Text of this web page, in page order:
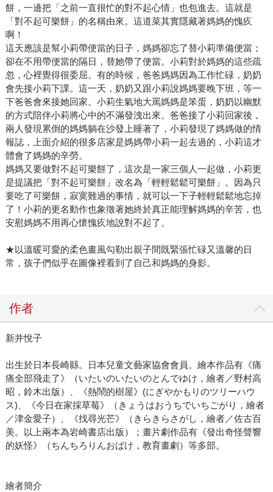
餅，一邊把「之前一直很忙的對不起心情」也包進去。這就是
「對不起可樂餅」的名稱由來。這道菜其實隱藏著媽媽的愧疚
啊！
這天應該是幫小莉帶便當的日子，媽媽卻忘了替小莉準備便當；
卻在不用帶便當的隔日，替她帶了便當。小莉對於媽媽的這些疏
忽，心裡覺得很委屈。有的時候，爸爸媽媽因為工作忙碌，奶奶
會先接小莉下課。這一天，奶奶又跟小莉說媽媽要晚下班，等一
下爸爸會來接她回家。小莉生氣地大罵媽媽是笨蛋，奶奶以幽默
的方式陪伴小莉將心中的不滿發洩出來。爸爸接了小莉回家後，
兩人發現累倒的媽媽躺在沙發上睡著了，小莉發現了媽媽做的情
報誌，上面介紹的很多店家是媽媽帶小莉一起去過的，小莉這才
體會了媽媽的辛勞。
媽媽又要做對不起可樂餅了，這次是一家三個人一起做，小莉更
是提議把「對不起可樂餅」改名為「輕輕鬆鬆可樂餅」。因為只
要吃了可樂餅，寂寞難過的事情，就可以一下子輕輕鬆鬆地忘掉
了！小莉的更名動作也象徵著她終於真正能理解媽媽的辛苦，也
安慰媽媽不用再心懷愧疚地說對不起了。
★以溫暖可愛的柔色畫風勾勒出親子間既緊張忙碌又溫馨的日
常，孩子們似乎在圖像裡看到了自己和媽媽的身影。
作者
新井悅子
出生於日本長崎縣。日本兒童文藝家協會會員。繪本作品有《痛
痛全部飛走了》（いたいのいたいのとんでゆけ，繪者／野村高
昭，鈴木出版）、《熱鬧的樹屋》(にぎやかもりのツリーハウ
ス)、《今日在家採草莓》（きょうはおうちでいちごがり，繪者
／津金愛子）、《找尋光芒》（きらきらさがし，繪者／佐古百
美。以上兩本為岩崎書店出版）；畫片劇作品有《發出奇怪聲響
的妖怪》（ちんちろりんおばけ，教育畫劇）等多部。
繪者簡介